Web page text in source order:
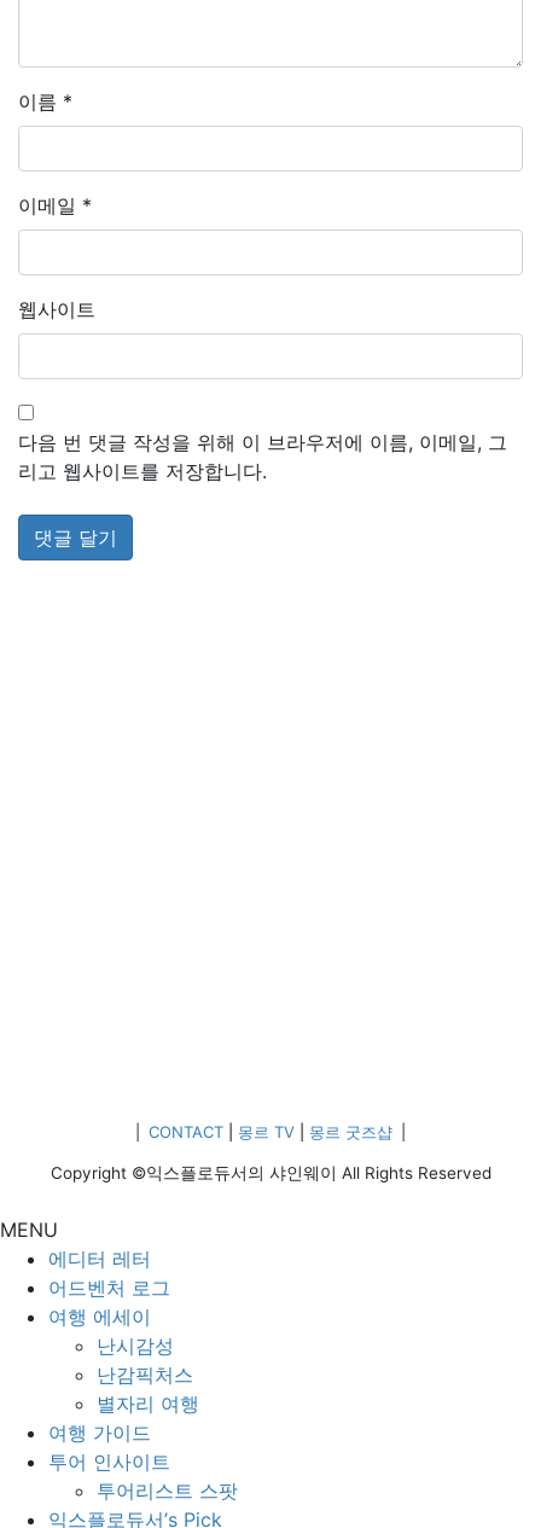
이름 *
이메일 *
웹사이트
다음 번 댓글 작성을 위해 이 브라우저에 이름, 이메일, 그
리고 웹사이트를 저장합니다.
CONTACT 몽르 TV 몽르 굿즈샵
Copyright ©익스플로듀서의 샤인웨이 All Rights Reserved
MENU
에디터 레터
어드벤처 로그
여행 에세이
난시감성
난감픽처스
별자리 여행
여행 가이드
투어 인사이트
투어리스트 스팟
익스플로듀서’s Pick